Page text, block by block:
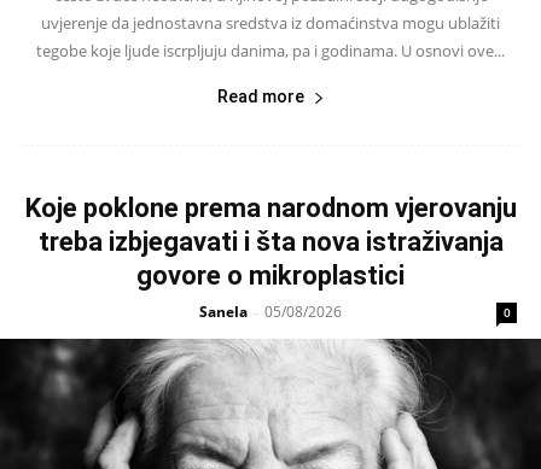
uvjerenje da jednostavna sredstva iz domaćinstva mogu ublažiti
tegobe koje ljude iscrpljuju danima, pa i godinama. U osnovi ove...
Read more
Koje poklone prema narodnom vjerovanju
treba izbjegavati i šta nova istraživanja
govore o mikroplastici
Sanela - 05/08/2026 0